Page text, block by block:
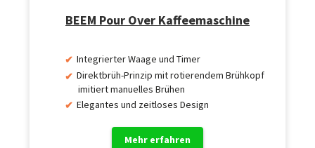
BEEM Pour Over Kaffeemaschine
Integrierter Waage und Timer
Direktbrüh-Prinzip mit rotierendem Brühkopf
imitiert manuelles Brühen
Elegantes und zeitloses Design
Mehr erfahren